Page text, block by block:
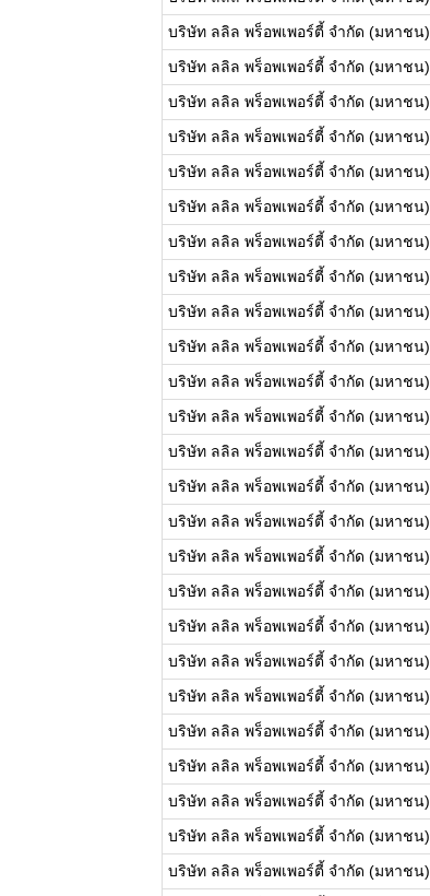
บริษัท ลลิล พร็อพเพอร์ตี้ จำกัด (มหาชน)
บริษัท ลลิล พร็อพเพอร์ตี้ จำกัด (มหาชน)
บริษัท ลลิล พร็อพเพอร์ตี้ จำกัด (มหาชน)
บริษัท ลลิล พร็อพเพอร์ตี้ จำกัด (มหาชน)
บริษัท ลลิล พร็อพเพอร์ตี้ จำกัด (มหาชน)
บริษัท ลลิล พร็อพเพอร์ตี้ จำกัด (มหาชน)
บริษัท ลลิล พร็อพเพอร์ตี้ จำกัด (มหาชน)
บริษัท ลลิล พร็อพเพอร์ตี้ จำกัด (มหาชน)
บริษัท ลลิล พร็อพเพอร์ตี้ จำกัด (มหาชน)
บริษัท ลลิล พร็อพเพอร์ตี้ จำกัด (มหาชน)
บริษัท ลลิล พร็อพเพอร์ตี้ จำกัด (มหาชน)
บริษัท ลลิล พร็อพเพอร์ตี้ จำกัด (มหาชน)
บริษัท ลลิล พร็อพเพอร์ตี้ จำกัด (มหาชน)
บริษัท ลลิล พร็อพเพอร์ตี้ จำกัด (มหาชน)
บริษัท ลลิล พร็อพเพอร์ตี้ จำกัด (มหาชน)
บริษัท ลลิล พร็อพเพอร์ตี้ จำกัด (มหาชน)
บริษัท ลลิล พร็อพเพอร์ตี้ จำกัด (มหาชน)
บริษัท ลลิล พร็อพเพอร์ตี้ จำกัด (มหาชน)
บริษัท ลลิล พร็อพเพอร์ตี้ จำกัด (มหาชน)
บริษัท ลลิล พร็อพเพอร์ตี้ จำกัด (มหาชน)
บริษัท ลลิล พร็อพเพอร์ตี้ จำกัด (มหาชน)
บริษัท ลลิล พร็อพเพอร์ตี้ จำกัด (มหาชน)
บริษัท ลลิล พร็อพเพอร์ตี้ จำกัด (มหาชน)
บริษัท ลลิล พร็อพเพอร์ตี้ จำกัด (มหาชน)
บริษัท ลลิล พร็อพเพอร์ตี้ จำกัด (มหาชน)